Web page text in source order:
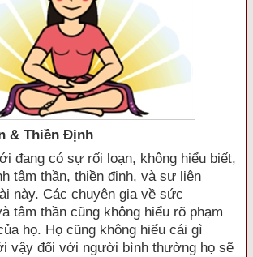
& Thiền Định
đang có sự rối loạn, không hiểu biết,
tâm thần, thiền định, và sự liên
này. Các chuyên gia về sức
tâm thần cũng không hiểu rõ phạm
họ. Họ cũng không hiểu cái gì
vậy đối với người bình thường họ sẽ